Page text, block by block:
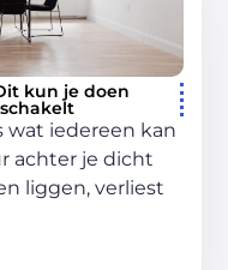
kun je doen
wat iedereen kan
achter je dicht
liggen, verliest